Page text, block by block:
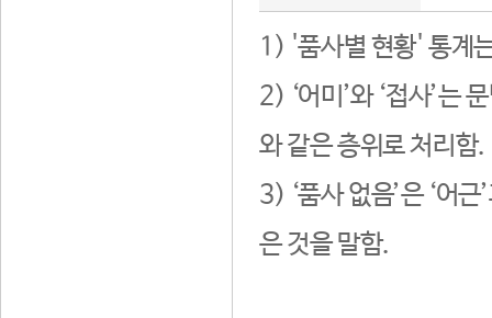
1) '품사별 현황' 통계
2) ‘어미’와 ‘접사’는
와 같은 층위로 처리함.
3) ‘품사 없음’은 ‘어
은 것을 말함.